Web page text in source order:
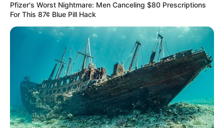
Pfizer's Worst Nightmare: Men Canceling $80 Prescriptions
For This 87¢ Blue Pill Hack